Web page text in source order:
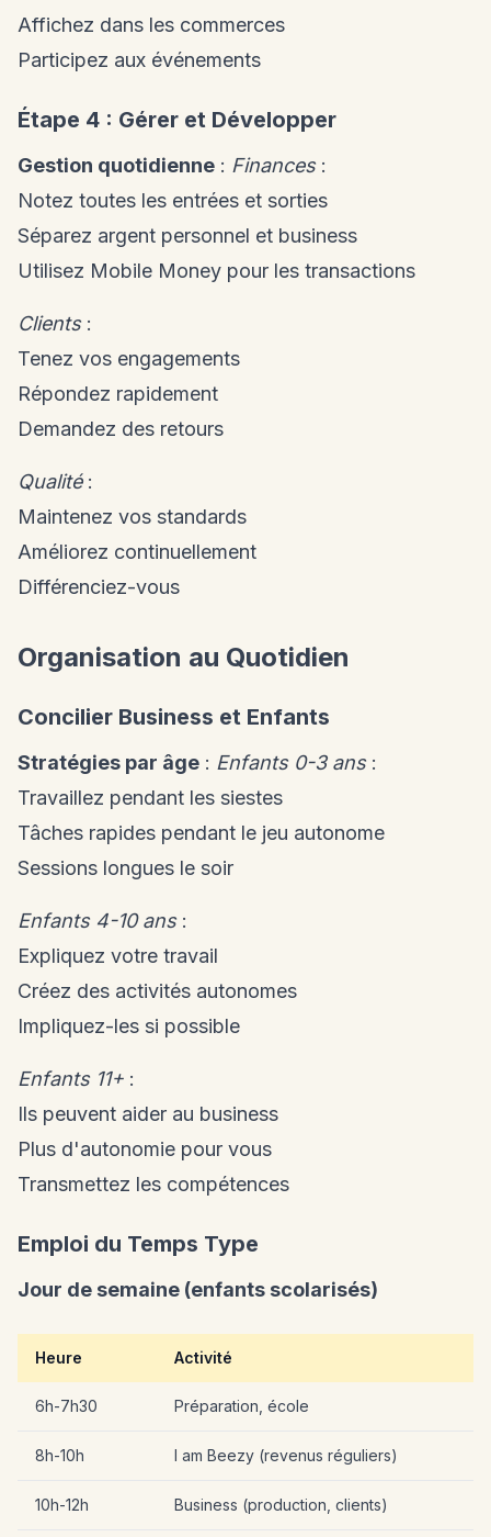
Affichez dans les commerces
Participez aux événements
Étape 4 : Gérer et Développer
Gestion quotidienne : Finances:
Notez toutes les entrées et sorties
Séparez argent personnel et business
Utilisez Mobile Money pour les transactions
Clients:
Tenez vos engagements
Répondez rapidement
Demandez des retours
Qualité:
Maintenez vos standards
Améliorez continuellement
Différenciez-vous
Organisation au Quotidien
Concilier Business et Enfants
Stratégies par âge : Enfants 0-3 ans:
Travaillez pendant les siestes
Tâches rapides pendant le jeu autonome
Sessions longues le soir
Enfants 4-10 ans:
Expliquez votre travail
Créez des activités autonomes
Impliquez-les si possible
Enfants 11+ :
Ils peuvent aider au business
Plus d'autonomie pour vous
Transmettez les compétences
Emploi du Temps Type
Jour de semaine (enfants scolarisés)
Heure Activité
6h-7h30 Préparation, école
8h-10h I am Beezy (revenus réguliers)
10h-12h Business (production, clients)